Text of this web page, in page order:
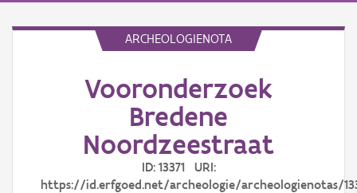
ARCHEOLOGIENOTA
Vooronderzoek
Bredene
Noordzeestraat
ID: 13371 URI:
https://id.erfgoed.net/archeologie/archeologienotas/